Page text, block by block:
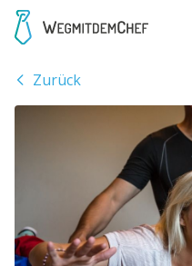
Zurück